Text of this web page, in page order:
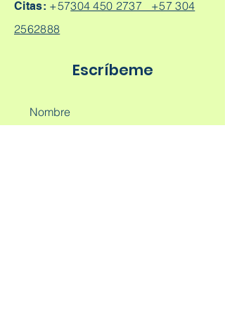
Citas: +57304 450 2737 +57 304
2562888
Escríbeme